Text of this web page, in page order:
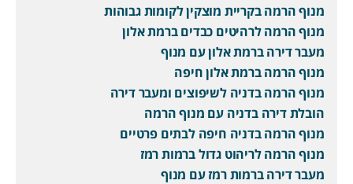
מנוף הרמה בקריית מוצקין לקומות גבוהות
מנוף הרמה לרהיטים כבדים ברמת אלון
מעבר דירה ברמת אלון עם מנוף
מנוף הרמה ברמת אלון חיפה
מנוף הרמה בדניה לשיפוצים ומעבר דירה
הובלת דירה בדניה עם מנוף הרמה
מנוף הרמה בדניה חיפה לבתים פרטיים
מנוף הרמה לריהוט גדול ברמות רמז
מעבר דירה ברמות רמז עם מנוף